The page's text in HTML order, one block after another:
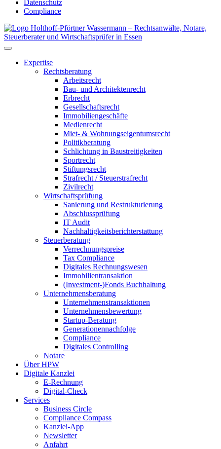
Datenschutz
Compliance
Expertise
Rechtsberatung
Arbeitsrecht
Bau- und Architektenrecht
Erbrecht
Gesellschaftsrecht
Immobiliengeschäfte
Medienrecht
Miet- & Wohnungseigentumsrecht
Politikberatung
Schlichtung in Baustreitigkeiten
Sportrecht
Stiftungsrecht
Strafrecht / Steuerstrafrecht
Zivilrecht
Wirtschaftsprüfung
Sanierung und Restrukturierung
Abschlussprüfung
IT Audit
Nachhaltigkeitsberichterstattung
Steuerberatung
Verrechnungspreise
Tax Compliance
Digitales Rechnungswesen
Immobilientransaktion
(Investment-)Fonds Buchhaltung
Unternehmensberatung
Unternehmenstransaktionen
Unternehmensbewertung
Startup-Beratung
Generationennachfolge
Compliance
Digitales Controlling
Notare
Über HPW
Digitale Kanzlei
E-Rechnung
Digital-Check
Services
Business Circle
Compliance Compass
Kanzlei-App
Newsletter
Anfahrt